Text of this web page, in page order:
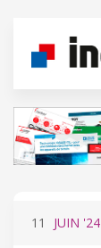
11 JUIN '24